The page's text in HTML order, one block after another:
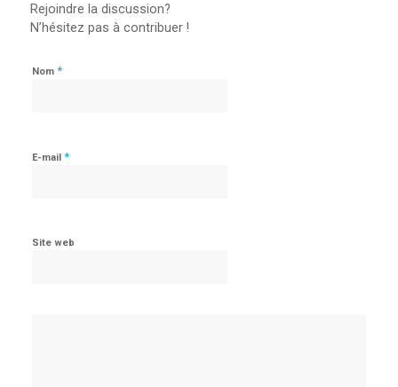
Rejoindre la discussion?
N’hésitez pas à contribuer !
Nom *
E-mail *
Site web